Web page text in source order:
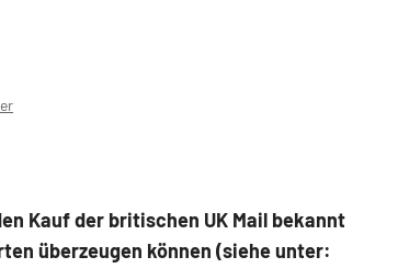
Kauf der britischen UK Mail bekannt
überzeugen können (siehe unter: